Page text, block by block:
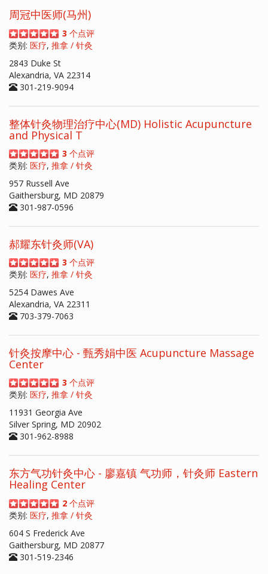
周冠中医师(马州)
3 个点评
类别: 医疗, 推拿 / 针灸
2843 Duke St
Alexandria, VA 22314
301-219-9094
整体针灸物理治疗中心(MD) Holistic Acupuncture
and Physical T
3 个点评
类别: 医疗, 推拿 / 针灸
957 Russell Ave
Gaithersburg, MD 20879
301-987-0596
郝耀东针灸师(VA)
3 个点评
类别: 医疗, 推拿 / 针灸
5254 Dawes Ave
Alexandria, VA 22311
703-379-7063
针灸按摩中心 - 甄秀娟中医 Acupuncture Massage
Center
3 个点评
类别: 医疗, 推拿 / 针灸
11931 Georgia Ave
Silver Spring, MD 20902
301-962-8988
东方气功针灸中心 - 廖嘉镇 气功师，针灸师 Eastern
Healing Center
2 个点评
类别: 医疗, 推拿 / 针灸
604 S Frederick Ave
Gaithersburg, MD 20877
301-519-2346